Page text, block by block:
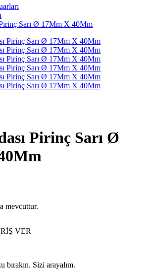
Sarı Ø 17Mm X 40Mm
Pirinç Sarı Ø
mevcuttur.
VER
bırakın. Sizi arayalım.